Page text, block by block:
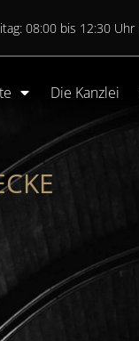
08:00 bis 12:30
Die Kanzlei